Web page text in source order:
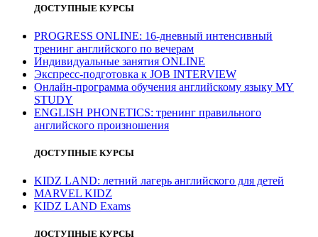
ДОСТУПНЫЕ КУРСЫ
PROGRESS ONLINE: 16-дневный интенсивный
тренинг английского по вечерам
Индивидуальные занятия ONLINE
Экспресс-подготовка к JOB INTERVIEW
Онлайн-программа обучения английскому языку MY
STUDY
ENGLISH PHONETICS: тренинг правильного
английского произношения
ДОСТУПНЫЕ КУРСЫ
KIDZ LAND: летний лагерь английского для детей
MARVEL KIDZ
KIDZ LAND Exams
ДОСТУПНЫЕ КУРСЫ